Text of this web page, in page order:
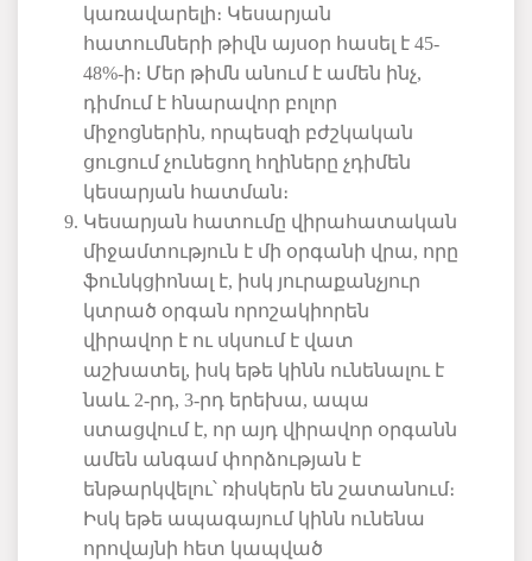
կառավարելի։ Կեսարյան
հատումների թիվն այսօր հասել է 45-
48%-ի։ Մեր թիմն անում է ամեն ինչ,
դիմում է հնարավոր բոլոր
միջոցներին, որպեսզի բժշկական
ցուցում չունեցող հղիները չդիմեն
կեսարյան հատման։
Կեսարյան հատումը վիրահատական
միջամտություն է մի օրգանի վրա, որը
ֆունկցիոնալ է, իսկ յուրաքանչյուր
կտրած օրգան որոշակիորեն
վիրավոր է ու սկսում է վատ
աշխատել, իսկ եթե կինն ունենալու է
նաև 2-րդ, 3-րդ երեխա, ապա
ստացվում է, որ այդ վիրավոր օրգանն
ամեն անգամ փորձության է
ենթարկվելու՝ ռիսկերն են շատանում։
Իսկ եթե ապագայում կինն ունենա
որովայնի հետ կապված